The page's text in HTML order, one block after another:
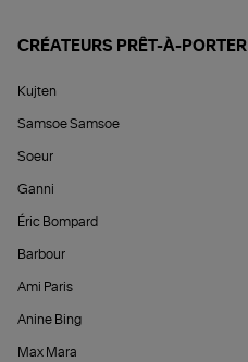
CRÉATEURS PRÊT-À-PORTER
Kujten
Samsoe Samsoe
Soeur
Ganni
Éric Bompard
Barbour
Ami Paris
Anine Bing
Max Mara